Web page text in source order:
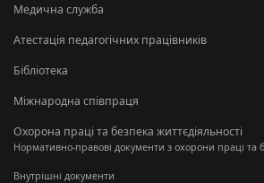
Медична служба
Атестація педагогічних працівників
Бібліотека
Міжнародна співпраця
Охорона праці та безпека життєдіяльності
Нормативно-правові документи з охорони праці та
Внутрішні документи